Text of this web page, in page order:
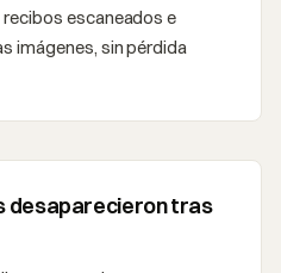
escaneados e
imágenes, sin pérdida
desaparecieron tras